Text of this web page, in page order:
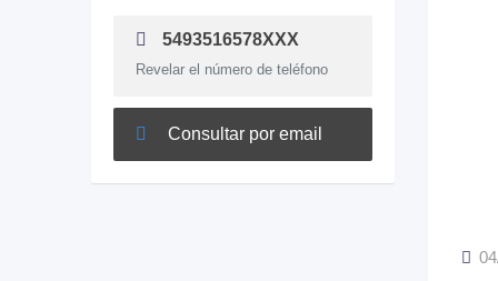
5493516578XXX
Revelar el número de teléfono
Consultar por email